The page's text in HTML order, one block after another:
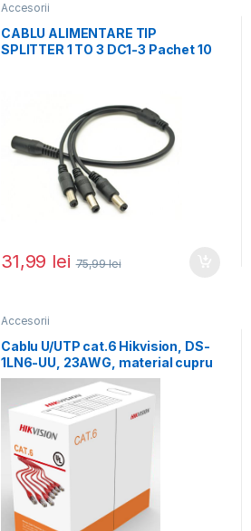
Accesorii
CABLU ALIMENTARE TIP
SPLITTER 1 TO 3 DC1-3 Pachet 10
31,99 lei 75,99lei
Accesorii
Cablu U/UTP cat.6 Hikvision, DS-
1LN6-UU, 23AWG, material cupru
integral, ANSI/TIA-568-C.2